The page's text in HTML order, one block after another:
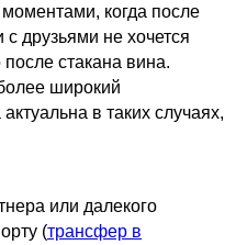
когда после
друзьями не хочется
стакана вина.
широкий
в таких случаях,
или далекого
(трансфер в